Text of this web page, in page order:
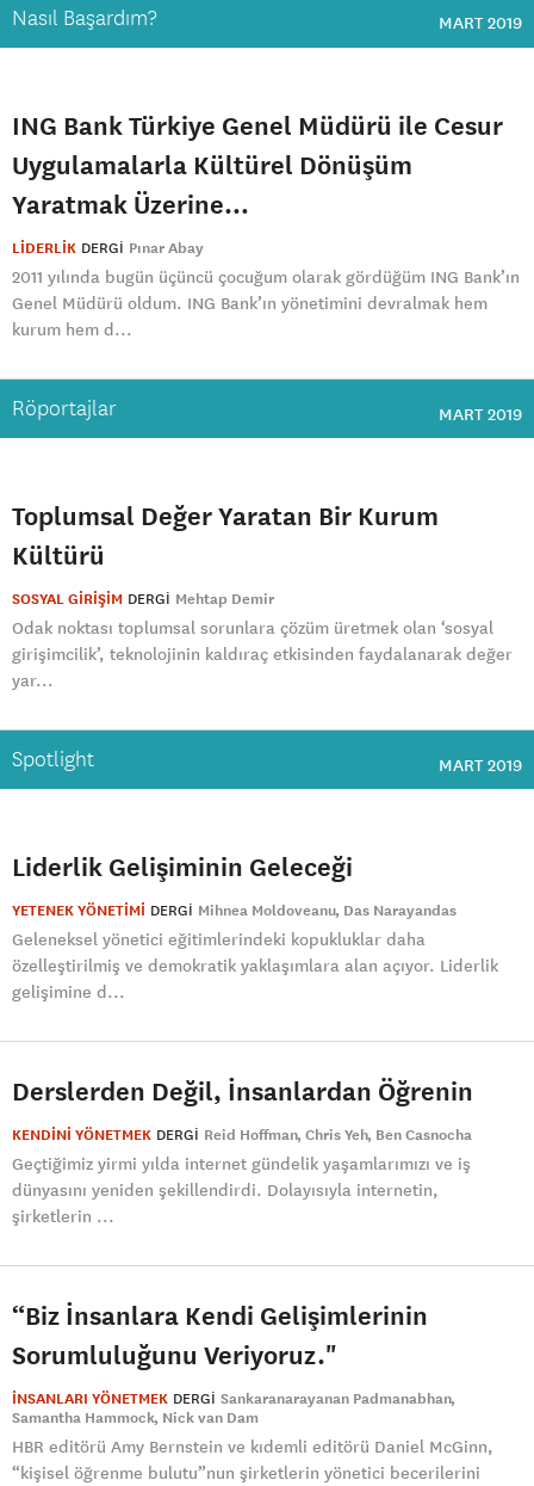
Nasıl Başardım? MART 2019
ING Bank Türkiye Genel Müdürü ile Cesur
Uygulamalarla Kültürel Dönüşüm
Yaratmak Üzerine…
LİDERLİK DERGI Pınar Abay
2011 yılında bugün üçüncü çocuğum olarak gördüğüm ING Bank’ın
Genel Müdürü oldum. ING Bank’ın yönetimini devralmak hem
kurum hem d...
Röportajlar MART 2019
Toplumsal Değer Yaratan Bir Kurum
Kültürü
SOSYAL GİRİŞİM DERGI Mehtap Demir
Odak noktası toplumsal sorunlara çözüm üretmek olan ‘sosyal
girişimcilik’, teknolojinin kaldıraç etkisinden faydalanarak değer
yar...
Spotlight MART 2019
Liderlik Gelişiminin Geleceği
YETENEK YÖNETİMİ DERGI Mihnea Moldoveanu Das Narayandas
Geleneksel yönetici eğitimlerindeki kopukluklar daha
özelleştirilmiş ve demokratik yaklaşımlara alan açıyor. Liderlik
gelişimine d...
Derslerden Değil, İnsanlardan Öğrenin
KENDİNİ YÖNETMEK DERGI Reid Hoffman Chris Yeh Ben Casnocha
Geçtiğimiz yirmi yılda internet gündelik yaşamlarımızı ve iş
dünyasını yeniden şekillendirdi. Dolayısıyla internetin,
şirketlerin ...
“Biz İnsanlara Kendi Gelişimlerinin
Sorumluluğunu Veriyoruz."
İNSANLARI YÖNETMEK DERGI Sankaranarayanan Padmanabhan
Samantha Hammock Nick van Dam
HBR editörü Amy Bernstein ve kıdemli editörü Daniel McGinn,
“kişisel öğrenme bulutu”nun şirketlerin yönetici becerilerini